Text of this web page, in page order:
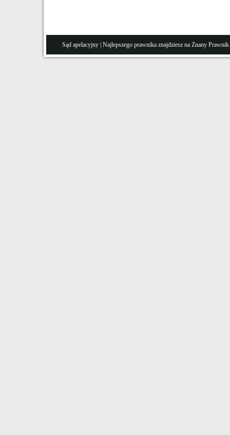
Sąd apelacyjny | Najlepszego prawnika znajdziesz na Znany Prawnik